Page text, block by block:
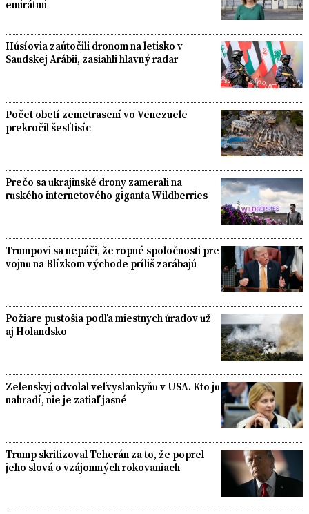
emirátmi
Húsíovia zaútočili dronom na letisko v
Saudskej Arábii, zasiahli hlavný radar
Počet obetí zemetrasení vo Venezuele
prekročil šesťtisíc
Prečo sa ukrajinské drony zamerali na
ruského internetového giganta Wildberries
Trumpovi sa nepáči, že ropné spoločnosti pre
vojnu na Blízkom východe príliš zarábajú
Požiare pustošia podľa miestnych úradov už
aj Holandsko
Zelenskyj odvolal veľvyslankyňu v USA. Kto ju
nahradí, nie je zatiaľ jasné
Trump skritizoval Teherán za to, že poprel
jeho slová o vzájomných rokovaniach